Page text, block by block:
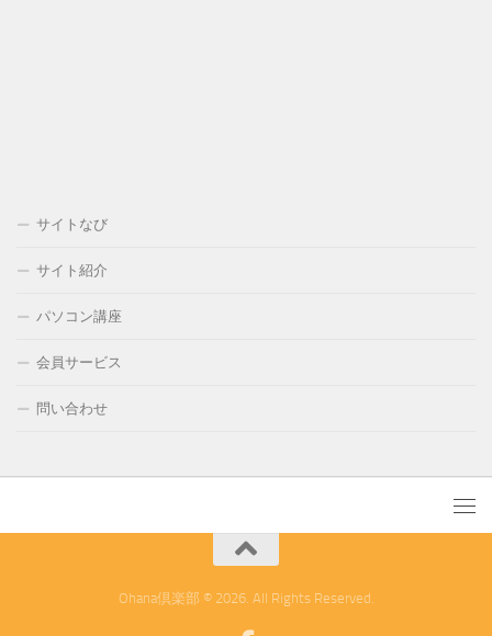
サイトなび
サイト紹介
パソコン講座
会員サービス
問い合わせ
Ohana倶楽部 © 2026. All Rights Reserved.